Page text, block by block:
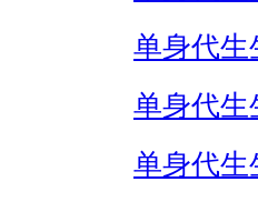
单身代生
单身代生
单身代生